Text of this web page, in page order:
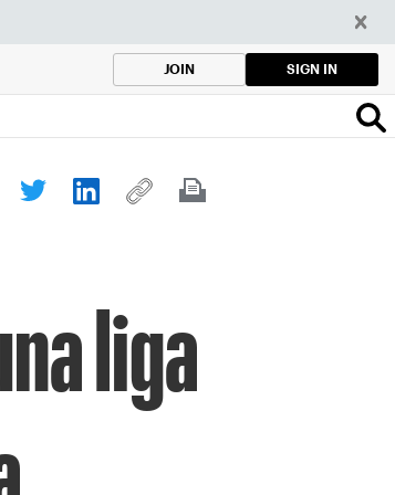
JOIN SIGN IN
liga